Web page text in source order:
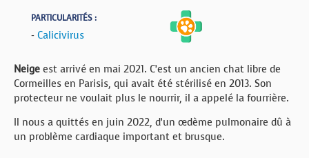
PARTICULARITÉS :
- Calicivirus
Neige est arrivé en mai 2021. C’est un ancien chat libre de
Cormeilles en Parisis, qui avait été stérilisé en 2013. Son
protecteur ne voulait plus le nourrir, il a appelé la fourrière.
Il nous a quittés en juin 2022, d’un œdème pulmonaire dû à
un problème cardiaque important et brusque.